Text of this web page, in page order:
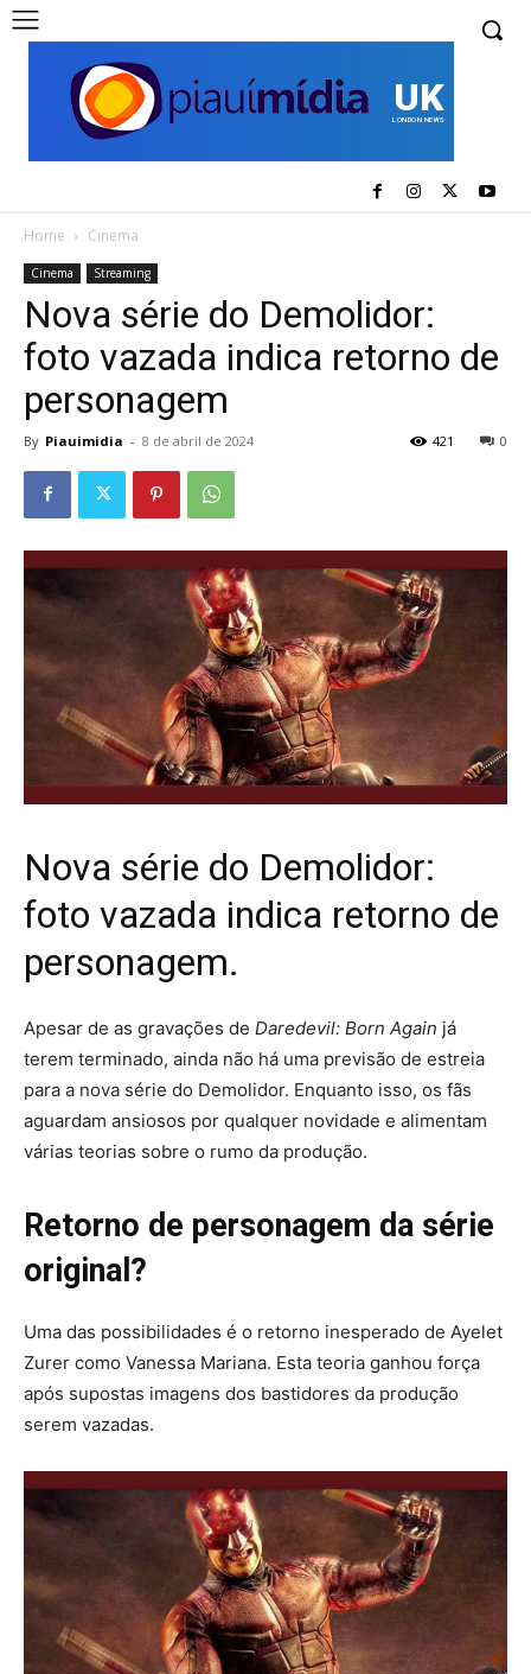
UK
LONDON NEWS
Home Cinema
Cinema Streaming
Nova série do Demolidor:
foto vazada indica retorno de
personagem
By Piauimidia - 8 de abril de 2024 0
421
Nova série do Demolidor:
foto vazada indica retorno de
personagem.
Apesar de as gravações de Daredevil: Born Again já
terem terminado, ainda não há uma previsão de estreia
para a nova série do Demolidor. Enquanto isso, os fãs
aguardam ansiosos por qualquer novidade e alimentam
várias teorias sobre o rumo da produção.
Retorno de personagem da série
original?
Uma das possibilidades é o retorno inesperado de Ayelet
Zurer como Vanessa Mariana. Esta teoria ganhou força
após supostas imagens dos bastidores da produção
serem vazadas.